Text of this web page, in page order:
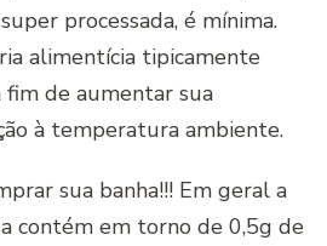
processada, é mínima.
alimentícia tipicamente
fim de aumentar sua
à temperatura ambiente.
sua banha!!! Em geral a
contém em torno de 0,5g de